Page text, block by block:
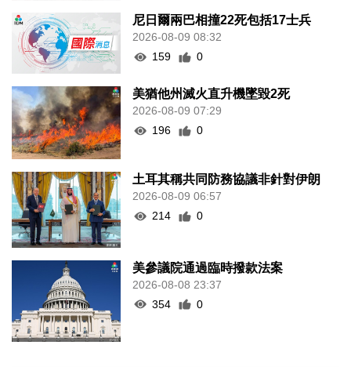
尼日爾兩巴相撞22死包括17士兵
2026-08-09 08:32
159
0
美猶他州滅火直升機墜毀2死
2026-08-09 07:29
196
0
土耳其稱共同防務協議非針對伊朗
2026-08-09 06:57
214
0
美參議院通過臨時撥款法案
2026-08-08 23:37
354
0